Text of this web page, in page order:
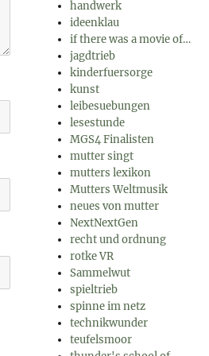
handwerk
ideenklau
if there was a movie of…
jagdtrieb
kinderfuersorge
kunst
leibesuebungen
lesestunde
MGS4 Finalisten
mutter singt
mutters lexikon
Mutters Weltmusik
neues von mutter
NextNextGen
recht und ordnung
rotke VR
Sammelwut
spieltrieb
spinne im netz
technikwunder
teufelsmoor